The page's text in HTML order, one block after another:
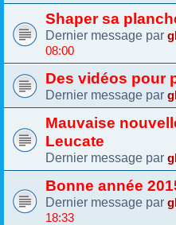
Shaper sa
Dernier message par
08:00
Des vidéos pour
Dernier message par
Mauvaise
Leucate
Dernier message par
Bonne année
Dernier message par
18:33